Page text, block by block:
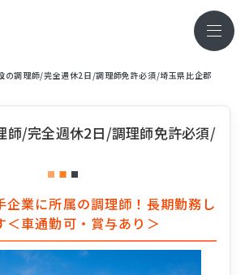
の調理師/完全週休2日/調理師免許必須/埼玉県比企郡
師/完全週休2日/調理師免許必須/
業に所属の調理師！長期勤務し
＜車通勤可・賞与あり＞